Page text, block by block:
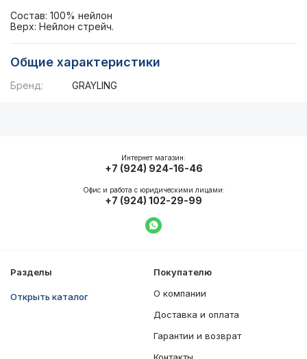
Состав: 100% нейлон
Верх: Нейлон стрейч.
Общие характеристики
Бренд: GRAYLING
Разделы
Открыть каталог
Покупателю
О компании
Доставка и оплата
Гарантии и возврат
Интернет магазин:
+7 (924) 924-16-46
Офис и работа с юридическими лицами:
+7 (924) 102-29-99
Написать в WhatsApp